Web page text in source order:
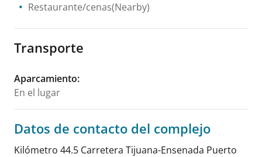
Restaurante/cenas(Nearby)
Transporte
Aparcamiento:
En el lugar
Datos de contacto del complejo
Kilómetro 44.5 Carretera Tijuana-Ensenada Puerto